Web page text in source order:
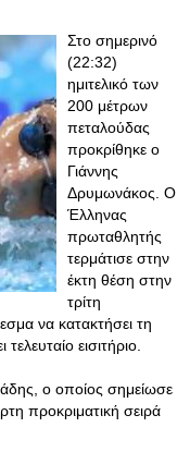
Στο σημερινό
(22:32)
ημιτελικό των
200 μέτρων
πεταλούδας
προκρίθηκε ο
Γιάννης
Δρυμωνάκος. Ο
Έλληνας
πρωταθλητής
τερμάτισε στην
έκτη θέση στην
τρίτη
να κατακτήσει τη
εισιτήριο.
ο οποίος σημείωσε
προκριματική σειρά